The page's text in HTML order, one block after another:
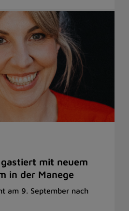
mit neuem
in der Manege
am 9. September nach